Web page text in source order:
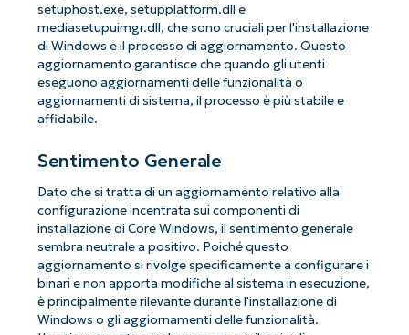
setuphost.exe, setupplatform.dll e
mediasetupuimgr.dll, che sono cruciali per l'installazione
di Windows e il processo di aggiornamento. Questo
aggiornamento garantisce che quando gli utenti
eseguono aggiornamenti delle funzionalità o
aggiornamenti di sistema, il processo è più stabile e
affidabile.
Sentimento Generale
Dato che si tratta di un aggiornamento relativo alla
configurazione incentrata sui componenti di
installazione di Core Windows, il sentimento generale
sembra neutrale a positivo. Poiché questo
aggiornamento si rivolge specificamente a configurare i
binari e non apporta modifiche al sistema in esecuzione,
è principalmente rilevante durante l'installazione di
Windows o gli aggiornamenti delle funzionalità.